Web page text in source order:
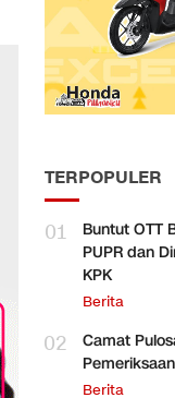
TERPOPULER
01
Buntut OTT
PUPR dan
KPK
Berita
02
Camat
Berita